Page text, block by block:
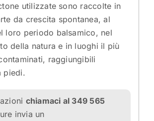
utilizzate sono raccolte in
da crescita spontanea, al
loro periodo balsamico, nel
della natura e in luoghi il più
raggiungibili
piedi.
chiamaci al 349 565
invia un